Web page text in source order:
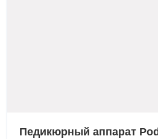
Педикюрный аппарат